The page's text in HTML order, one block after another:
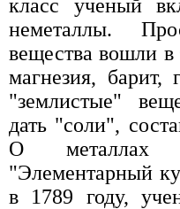
класс ученый
неметаллы.
вещества вошли в
магнезия, барит,
"землистые"
дать "соли",
О металлах
"Элементарный
в 1789 году,